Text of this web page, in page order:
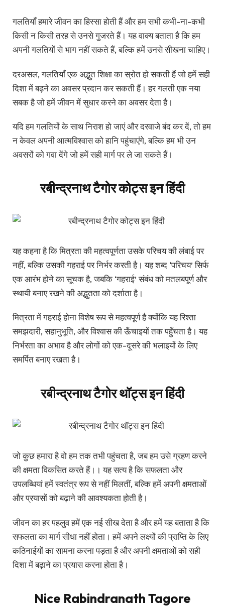
गलतियाँ हमारे जीवन का हिस्सा होती हैं और हम सभी कभी-ना-कभी
किसी न किसी तरह से उनसे गुजरते हैं। यह वाक्य बताता है कि हम
अपनी गलतियों से भाग नहीं सकते हैं, बल्कि हमें उनसे सीखना चाहिए।
दरअसल, गलतियाँ एक अद्भुत शिक्षा का स्रोत हो सकती हैं जो हमें सही
दिशा में बढ़ने का अवसर प्रदान कर सकती हैं। हर गलती एक नया
सबक है जो हमें जीवन में सुधार करने का अवसर देता है।
यदि हम गलतियों के साथ निराश हो जाएं और दरवाजे बंद कर दें, तो हम
न केवल अपनी आत्मविश्वास को हानि पहुंचाएंगे, बल्कि हम भी उन
अवसरों को गवा देंगे जो हमें सही मार्ग पर ले जा सकते हैं।
रबीन्द्रनाथ टैगोर कोट्स इन हिंदी
यह कहना है कि मित्रता की महत्वपूर्णता उसके परिचय की लंबाई पर
नहीं, बल्कि उसकी गहराई पर निर्भर करती है। यह शब्द ‘परिचय’ सिर्फ
एक आरंभ होने का सूचक है, जबकि ‘गहराई’ संबंध को मतलबपूर्ण और
स्थायी बनाए रखने की अद्भुतता को दर्शाता है।
मित्रता में गहराई होना विशेष रूप से महत्वपूर्ण है क्योंकि यह रिश्ता
समझदारी, सहानुभूति, और विश्वास की ऊँचाइयों तक पहुँचता है। यह
निर्भरता का अभाव है और लोगों को एक-दूसरे की भलाइयों के लिए
समर्पित बनाए रखता है।
रबीन्द्रनाथ टैगोर थॉट्स इन हिंदी
जो कुछ हमारा है वो हम तक तभी पहुंचता है, जब हम उसे ग्रहण करने
की क्षमता विकसित करते हैं।। यह सत्य है कि सफलता और
उपलब्धियां हमें स्वतंत्र रूप से नहीं मिलतीं, बल्कि हमें अपनी क्षमताओं
और प्रयासों को बढ़ाने की आवश्यकता होती है।
जीवन का हर पहलुव हमें एक नई सीख देता है और हमें यह बताता है कि
सफलता का मार्ग सीधा नहीं होता। हमें अपने लक्ष्यों की प्राप्ति के लिए
कठिनाईयों का सामना करना पड़ता है और अपनी क्षमताओं को सही
दिशा में बढ़ाने का प्रयास करना होता है।
Nice Rabindranath Tagore